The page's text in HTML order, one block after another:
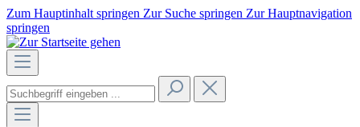
Zum Hauptinhalt springen Zur Suche springen Zur Hauptnavigation
springen